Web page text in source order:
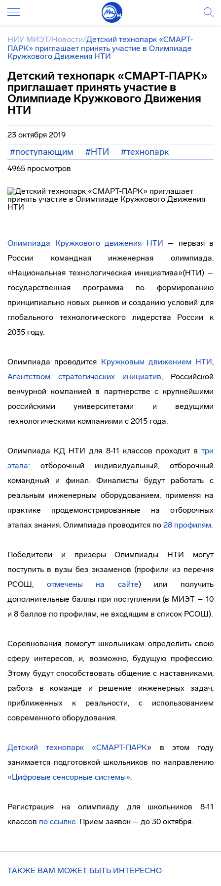
НИУ МИЭТ/Новости/Детский технопарк «СМАРТ-
ПАРК» приглашает принять участие в Олимпиаде
Кружкового Движения НТИ
Детский технопарк «СМАРТ-ПАРК»
приглашает принять участие в
Олимпиаде Кружкового Движения
НТИ
23 октября 2019
#поступающим #НТИ #технопарк
4965 просмотров
Олимпиада Кружкового движения НТИ – первая в
России командная инженерная олимпиада.
«Национальная технологическая инициатива»(НТИ) –
государственная программа по формированию
принципиально новых рынков и созданию условий для
глобального технологического лидерства России к
2035 году.
Олимпиада проводится Кружковым движением НТИ,
Агентством стратегических инициатив, Российской
венчурной компанией в партнерстве с крупнейшими
российскими университетами и ведущими
технологическими компаниями с 2015 года.
Олимпиада КД НТИ для 8-11 классов проходит в три
этапа: отборочный индивидуальный, отборочный
командный и финал. Финалисты будут работать с
реальным инженерным оборудованием, применяя на
практике продемонстрированные на отборочных
этапах знания. Олимпиада проводится по 28 профилям.
Победители и призеры Олимпиады НТИ могут
поступить в вузы без экзаменов (профили из перечня
РСОШ, отмечены на сайте) или получить
дополнительные баллы при поступлении (в МИЭТ – 10
и 8 баллов по профилям, не входящим в список РСОШ).
Соревнования помогут школьникам определить свою
сферу интересов, и, возможно, будущую профессию.
Этому будут способствовать общение с наставниками,
работа в команде и решение инженерных задач,
приближенных к реальности, с использованием
современного оборудования.
Детский технопарк «СМАРТ-ПАРК» в этом году
занимается подготовкой школьников по направлению
«Цифровые сенсорные системы».
Регистрация на олимпиаду для школьников 8-11
классов по ссылке. Прием заявок – до 30 октября.
ТАКЖЕ ВАМ МОЖЕТ БЫТЬ ИНТЕРЕСНО